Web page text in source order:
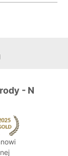
- N